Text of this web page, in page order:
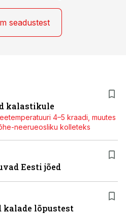
seadustest
kalastikule
4–5 kraadi, muutes
neerueosliku kolleteks
Eesti jõed
kalade lõpustest